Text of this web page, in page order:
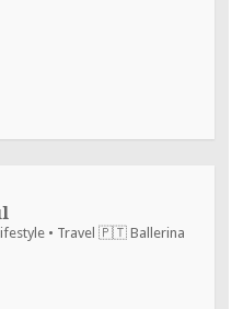
• Travel 🇵🇹 Ballerina